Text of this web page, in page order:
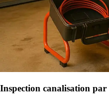
Inspection canalisation par